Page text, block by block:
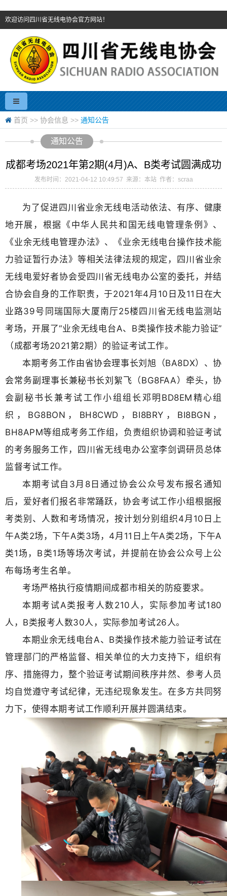
欢迎访问四川省无线电协会官方网站！
首页 >> 协会信息 >> 通知公告
通知公告
成都考场2021年第2期(4月)A、B类考试圆满成功
发布时间：2021-04-12 10:49:57 来源：本站 作者：scraa
为了促进四川省业余无线电活动依法、有序、健康
地开展，根据《中华人民共和国无线电管理条例》、
《业余无线电管理办法》、《业余无线电台操作技术能
力验证暂行办法》等相关法律法规的规定，四川省业余
无线电爱好者协会受四川省无线电办公室的委托，并结
合协会自身的工作职责，于2021年4月10日及11日在大
业路39号同瑞国际大厦南厅25楼四川省无线电监测站
考场，开展了“业余无线电台A、B类操作技术能力验证”
（成都考场2021 第2期 ）的验证考试工作。
本期考务工作由省协会理事长刘旭（BA8DX）、协
会常务副理事长兼秘书长刘絮飞（BG8FAA）牵头，协
会副秘书长兼 考试工作小组组长邓明BD8EM精心组
织 ，BG8BON，BH8CWD，BI8BRY，BI8BGN，
BH8APM等组成考务工作组，负责组织协调和验证考试
的考务服务工作，四川省无线电办公室李剑调研员总体
监督考试工作。
本期考试自3月8日通过协会公众号发布报名通知
后，爱好者们报名非常踊跃，协会考试工作小组根据报
考类别、人数和考场情况，按计划分别组织4月10日上
午A类2场，下午A类3场，4月11日上午A类2场，下午A
类1场，B类1场等场次考试，并提前在协会公众号上公
布每场考生名单。
考场严格执行疫情期间成都市相关的防疫要求。
本期考试A类报考人数210人，实际参加考试180
人，B类报考人数30人，实际参加考试26人。
本期业余无线电台A、B类操作技术能力验证考试在
管理部门的严格监督、相关单位的大力支持下，组织有
序、措施得力，整个验证考试期间秩序井然、参考人员
均自觉遵守考试纪律，无违纪现象发生。在多方共同努
力下，使得本期考试工作顺利开展并圆满结束。